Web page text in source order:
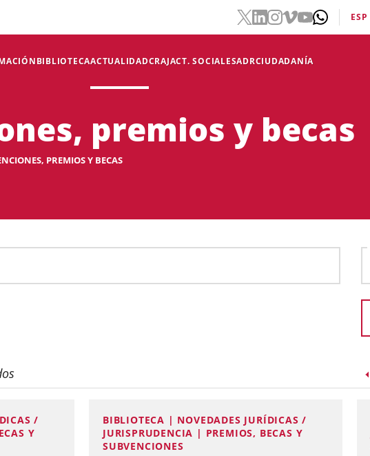
BIBLIOTECAACTUALIDADCRAJACT. SOCIALESADRCIUDADANÍA
ESP
premios y becas
PREMIOS Y BECAS
/
Y
BIBLIOTECA | NOVEDADES JURÍDICAS /
JURISPRUDENCIA | PREMIOS, BECAS Y
SUBVENCIONES